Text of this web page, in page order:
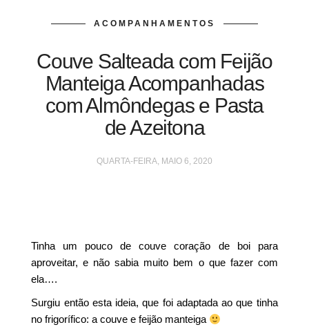
ACOMPANHAMENTOS
Couve Salteada com Feijão
Manteiga Acompanhadas
com Almôndegas e Pasta
de Azeitona
QUARTA-FEIRA, MAIO 6, 2020
Tinha um pouco de couve coração de boi para
aproveitar, e não sabia muito bem o que fazer com
ela….
Surgiu então esta ideia, que foi adaptada ao que tinha
no frigorífico: a couve e feijão manteiga